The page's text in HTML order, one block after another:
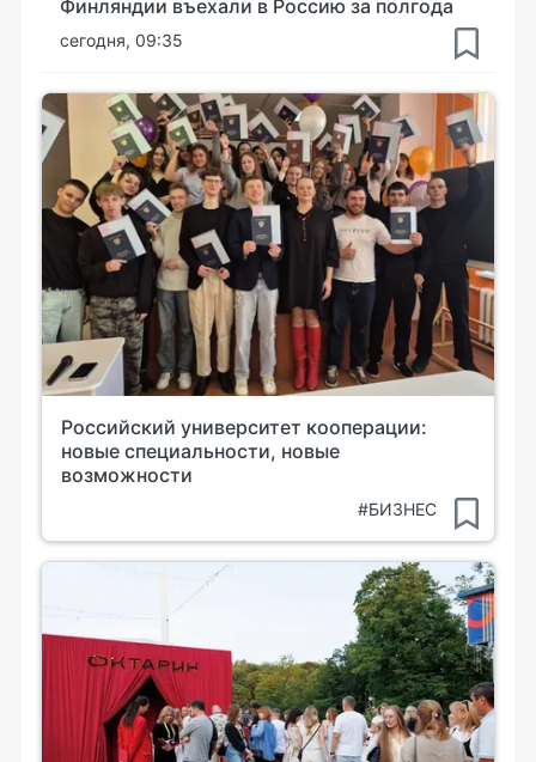
Финляндии въехали в Россию за полгода
сегодня, 09:35
Российский университет кооперации:
новые специальности, новые
возможности
#БИЗНЕС